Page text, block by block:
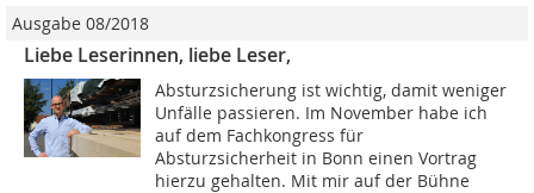
Ausgabe 08/2018
Liebe Leserinnen, liebe Leser,
Absturzsicherung ist wichtig, damit weniger
Unfälle passieren. Im November habe ich
auf dem Fachkongress für
Absturzsicherheit in Bonn einen Vortrag
hierzu gehalten. Mit mir auf der Bühne